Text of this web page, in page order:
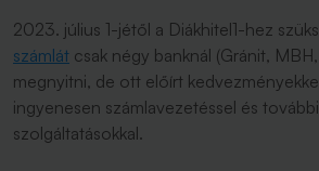
2023. július 1-jétől a Diákhitel1-hez
számlát csak négy banknál (Gránit,
megnyitni, de ott előírt
ingyenesen számlavezetéssel és
szolgáltatásokkal.